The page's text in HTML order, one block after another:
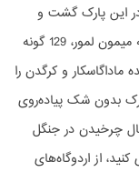
مسیرِ علامت‌دار در این پارک گشت و
گذار کنید که به شما فرصت می‌دهد تا هشت گونه میمون لمور، 129 گونه
ماداگاسکار و کرگدن را
بدون شک پیاده‌روی
چرخیدن در جنگل
از اردوگاه‌های